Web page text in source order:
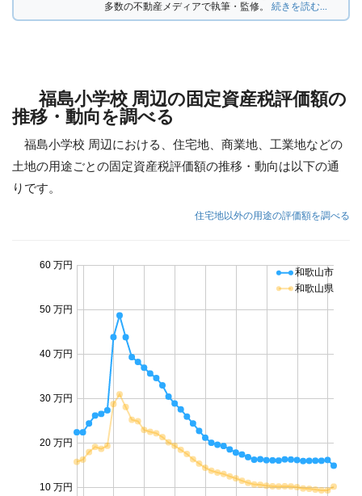
多数の不動産メディアで執筆・監修。 続きを読む...
福島小学校 周辺の固定資産税評価額の
推移・動向を調べる
福島小学校 周辺における、住宅地、商業地、工業地などの
土地の用途ごとの固定資産税評価額の推移・動向は以下の通
りです。
住宅地以外の用途の評価額を調べる
10 万円
20 万円
30 万円
40 万円
50 万円
60 万円
和歌山市
和歌山県